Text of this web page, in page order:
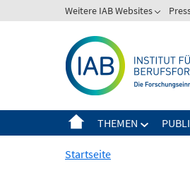
zum
Weitere IAB Websites
THEMEN
Startseite